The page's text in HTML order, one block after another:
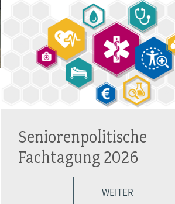
Seniorenpolitische
Fachtagung 2026
WEITER